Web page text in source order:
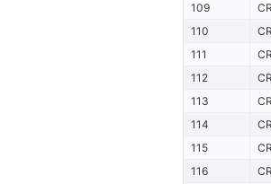
109
110
111
112
113
114
115
116